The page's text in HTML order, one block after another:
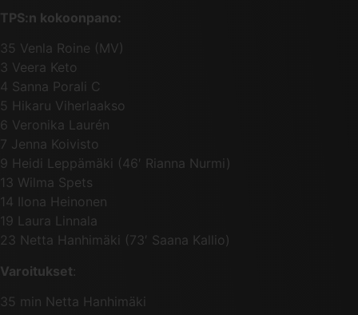
TPS:n kokoonpano:
35 Venla Roine (MV)
3 Veera Keto
4 Sanna Porali C
5 Hikaru Viherlaakso
6 Veronika Laurén
7 Jenna Koivisto
9 Heidi Leppämäki (46′ Rianna Nurmi)
13 Wilma Spets
14 Ilona Heinonen
19 Laura Linnala
23 Netta Hanhimäki (73′ Saana Kallio)
Varoitukset:
35 min Netta Hanhimäki